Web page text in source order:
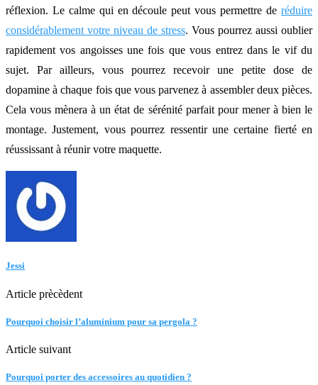
réflexion. Le calme qui en découle peut vous permettre de réduire
considérablement votre niveau de stress. Vous pourrez aussi oublier
rapidement vos angoisses une fois que vous entrez dans le vif du
sujet. Par ailleurs, vous pourrez recevoir une petite dose de
dopamine à chaque fois que vous parvenez à assembler deux pièces.
Cela vous mènera à un état de sérénité parfait pour mener à bien le
montage. Justement, vous pourrez ressentir une certaine fierté en
réussissant à réunir votre maquette.
Jessi
Article prècèdent
Pourquoi choisir l’aluminium pour sa pergola ?
Article suivant
Pourquoi porter des accessoires au quotidien ?